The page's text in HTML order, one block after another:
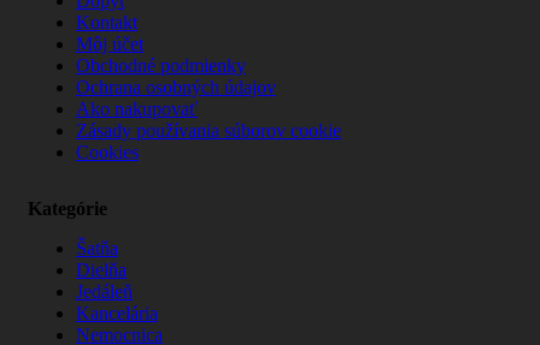
Kontakt
Môj účet
Obchodné podmienky
Ochrana osobných údajov
Ako nakupovať
Zásady používania súborov cookie
Cookies
Kategórie
Šatňa
Dielňa
Jedáleň
Kancelária
Nemocnica